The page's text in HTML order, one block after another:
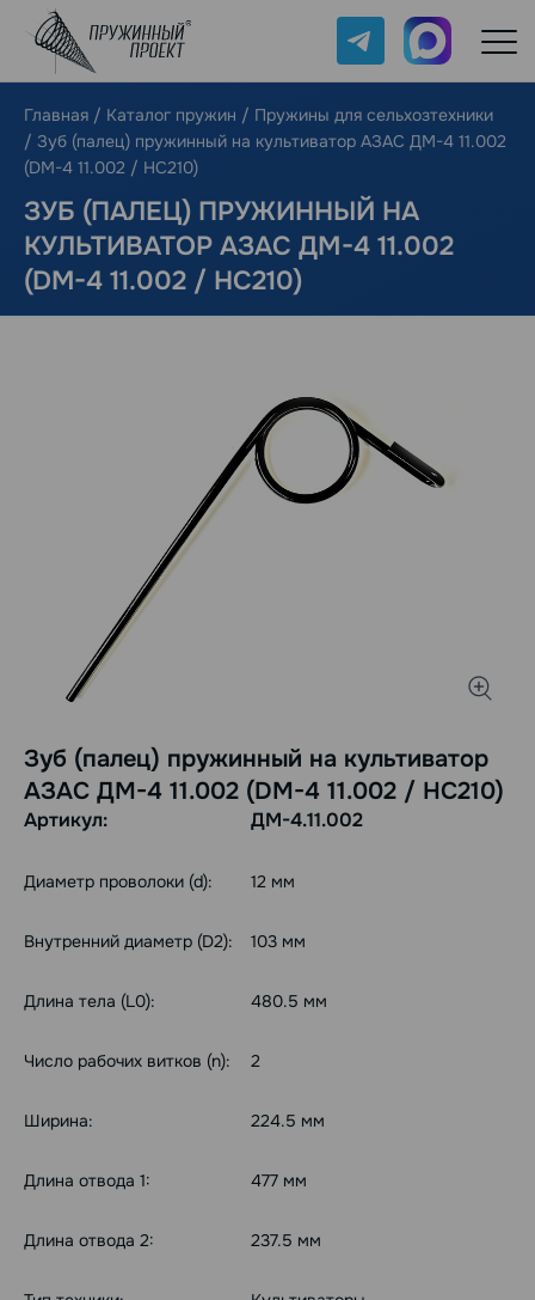
Telegram Max
Главная / Каталог пружин / Пружины для сельхозтехники
/ Зуб (палец) пружинный на культиватор АЗАС ДМ-4 11.002
(DM-4 11.002 / НС210)
ЗУБ (ПАЛЕЦ) ПРУЖИННЫЙ НА
КУЛЬТИВАТОР АЗАС ДМ-4 11.002
(DM-4 11.002 / НС210)
Зуб (палец) пружинный на культиватор
АЗАС ДМ-4 11.002 (DM-4 11.002 / НС210)
Артикул: ДМ-4.11.002
Диаметр проволоки (d): 12 мм
Внутренний диаметр (D2): 103 мм
Длина тела (L0): 480.5 мм
Число рабочих витков (n): 2
Ширина: 224.5 мм
Длина отвода 1: 477 мм
Длина отвода 2: 237.5 мм